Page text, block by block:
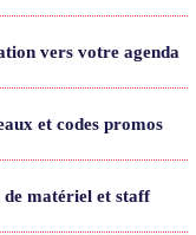
vers votre agenda
et codes promos
de matériel et staff